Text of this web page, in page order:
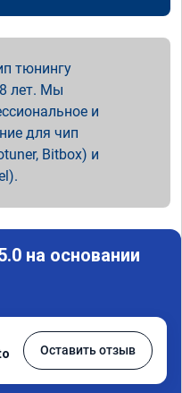
тюнингу
лет. Мы
и
для чип
Bitbox) и
на основании
Оставить отзыв